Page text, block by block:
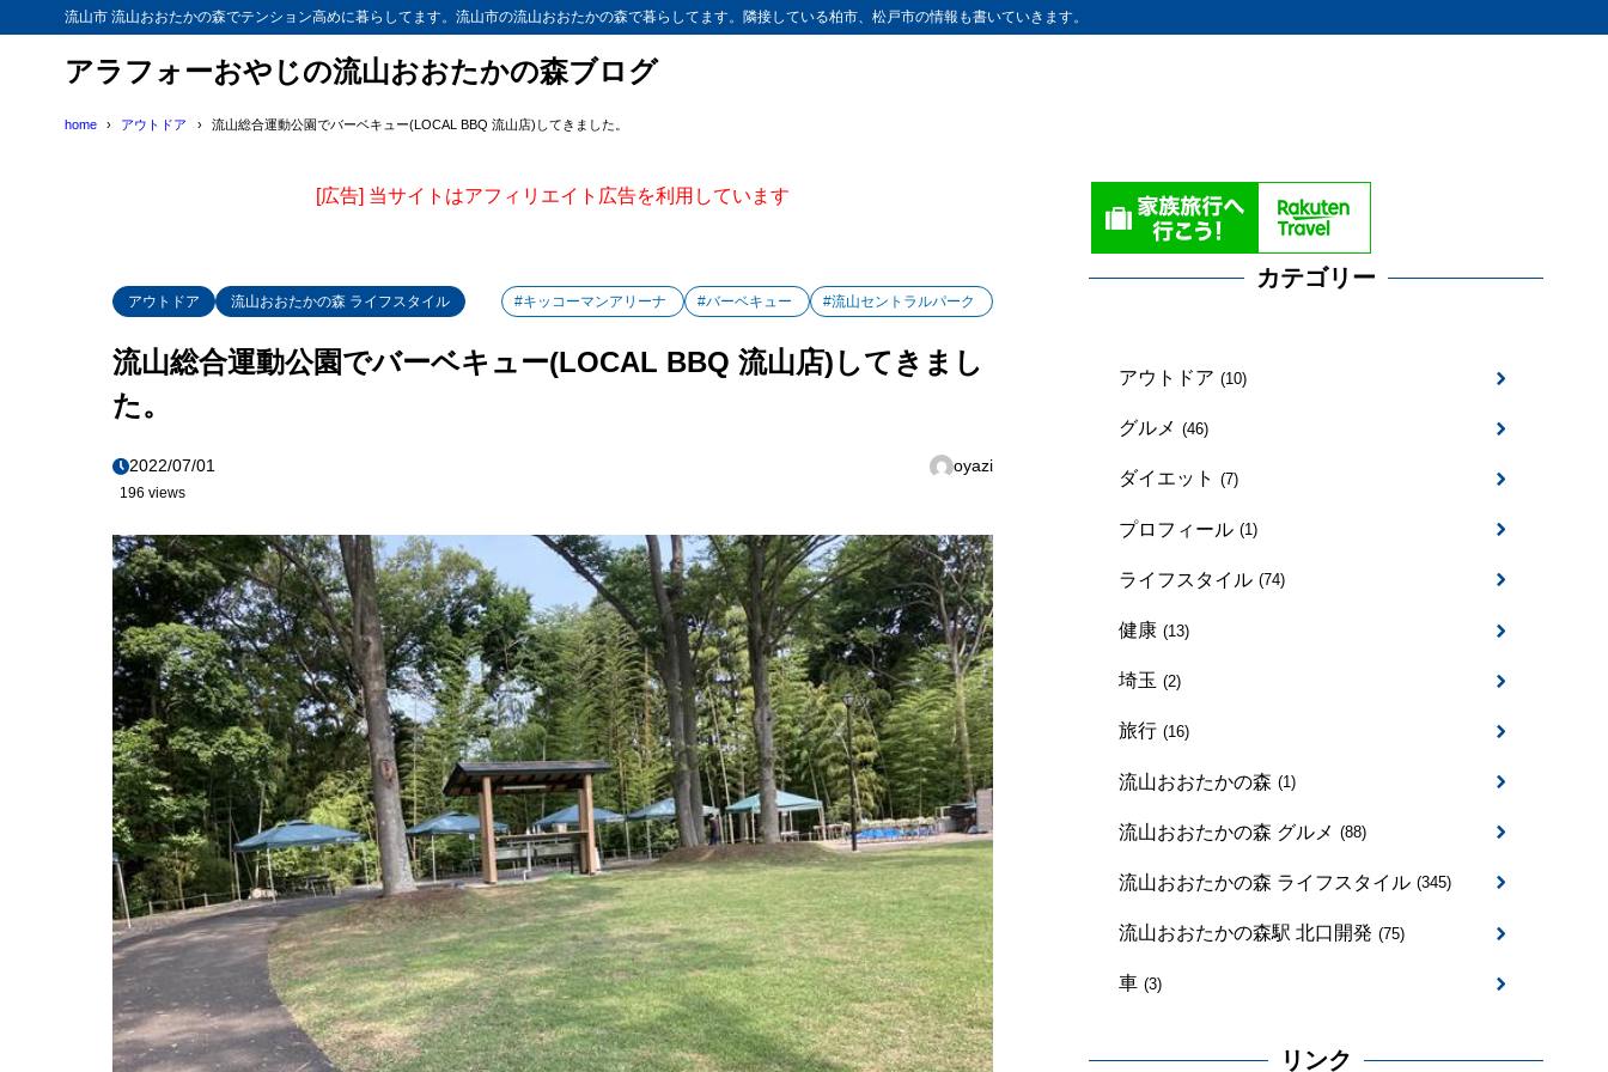
流山市 流山おおたかの森でテンション高めに暮らしてます。流山市の流山おおたかの森で暮らしてます。隣接している柏市、松戸市の情報も書いていきます。
アラフォーおやじの流山おおたかの森ブログ
home アウトドア 流山総合運動公園でバーベキュー(LOCAL BBQ 流山店)してきました。
[広告] 当サイトはアフィリエイト広告を利用しています
アウトドア 流山おおたかの森 ライフスタイル #キッコーマンアリーナ #バーベキュー #流山セントラルパーク
流山総合運動公園でバーベキュー(LOCAL BBQ 流山店)してきまし
た。
2022/07/01 oyazi
196 views
カテゴリー
アウトドア (10)
グルメ (46)
ダイエット (7)
プロフィール (1)
ライフスタイル (74)
健康 (13)
埼玉 (2)
旅行 (16)
流山おおたかの森 (1)
流山おおたかの森 グルメ (88)
流山おおたかの森 ライフスタイル (345)
流山おおたかの森駅 北口開発 (75)
車 (3)
リンク